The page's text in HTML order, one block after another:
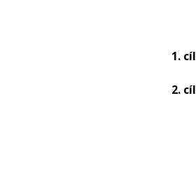
1. cíl
2. cíl